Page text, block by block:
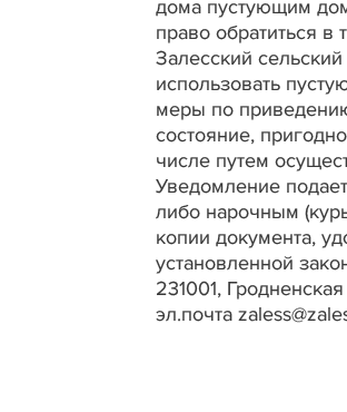
дома пустующим
право обратиться
Залесский
использовать
меры по
состояние,
числе путем
Уведомление
либо нарочным
копии документа,
установленной
231001,
эл.почта